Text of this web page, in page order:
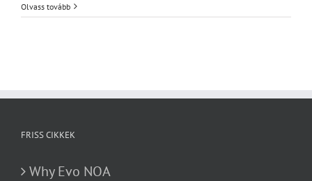
az
Olvass tovább
FRISS CIKKEK
Why Evo NOA